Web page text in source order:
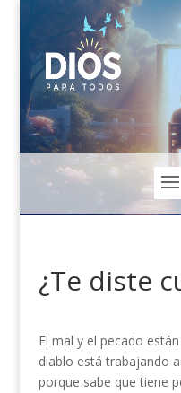
¿Te diste
El mal y el pecado
diablo está trabajando
porque sabe que tiene